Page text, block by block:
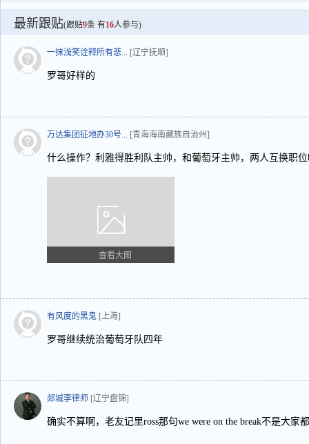
最新跟贴(跟贴9条 有16人参与)
一抹浅笑诠释所有悲... [辽宁抚顺]
罗哥好样的
万达集团征地办30号... [青海海南藏族自治州]
什么操作？利雅得胜利队主帅，和葡萄牙主帅，两人互换职
查看大图
有风度的黑鬼 [上海]
罗哥继续统治葡萄牙队四年
郯城李律师 [辽宁盘锦]
确实不算啊，老友记里ross那句we were on the break不是大家